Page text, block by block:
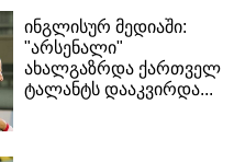
ინგლისურ მედიაში:
"არსენალი"
ახალგაზრდა ქართველ
ტალანტს დააკვირდა...